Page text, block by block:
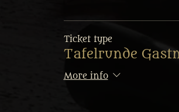
Ticket type
Tafelrunde
More info